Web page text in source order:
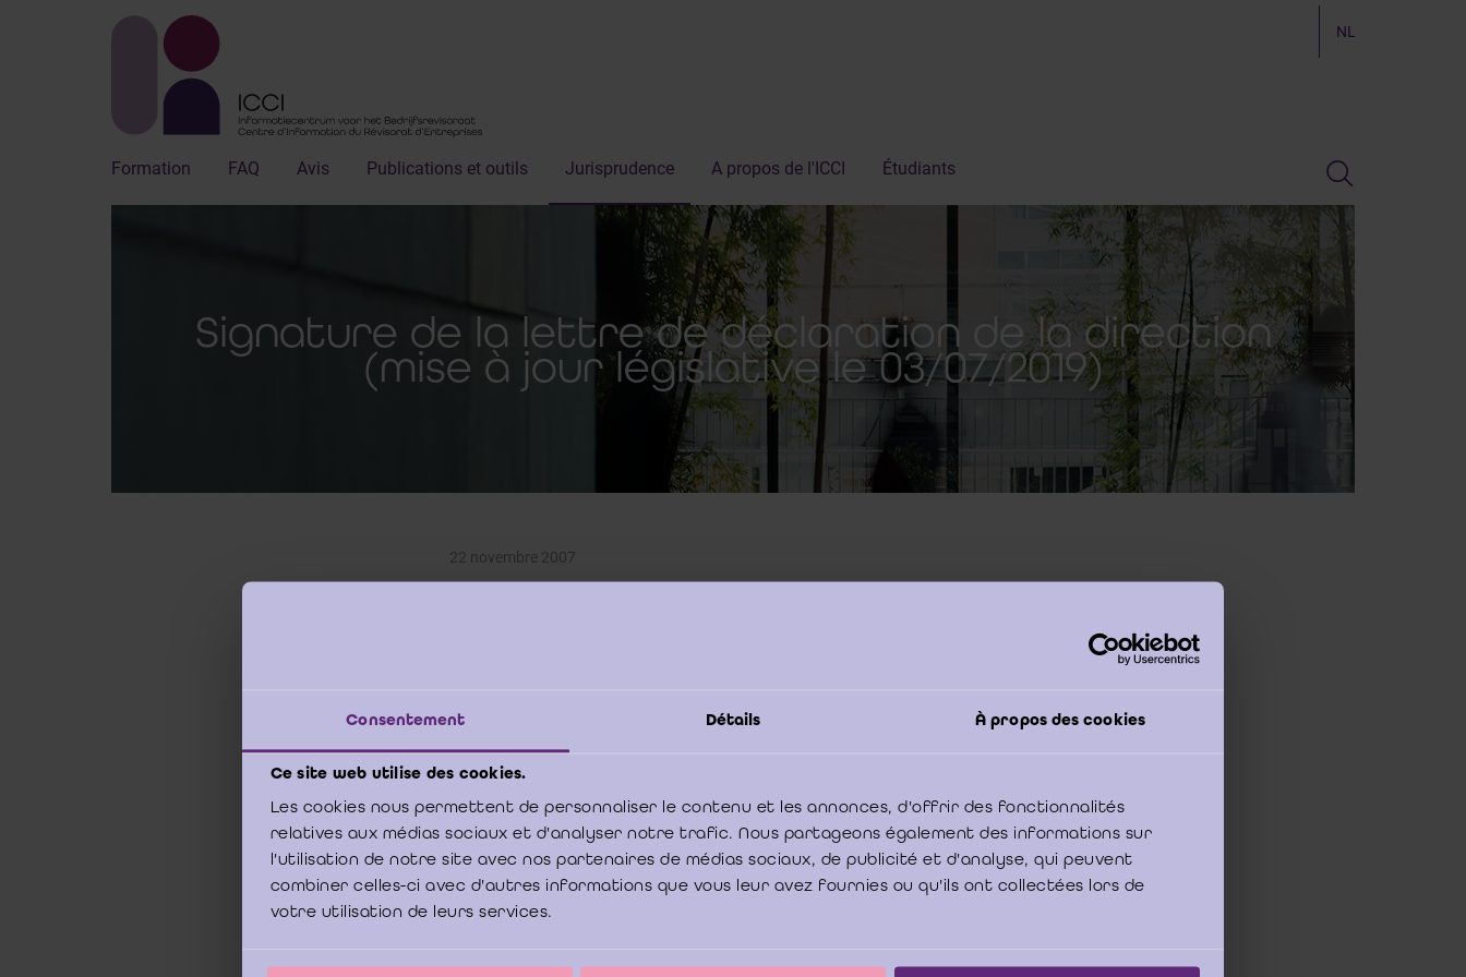
Consentement Détails À propos des cookies
Ce site web utilise des cookies.
Les cookies nous permettent de personnaliser le contenu et les annonces, d'offrir des fonctionnalités
relatives aux médias sociaux et d'analyser notre trafic. Nous partageons également des informations sur
l'utilisation de notre site avec nos partenaires de médias sociaux, de publicité et d'analyse, qui peuvent
combiner celles-ci avec d'autres informations que vous leur avez fournies ou qu'ils ont collectées lors de
votre utilisation de leurs services.
NL
Formation FAQ Avis Publications et outils Jurisprudence A propos de l'ICCI Étudiants
Signature de la lettre de déclaration de la direction
(mise à jour législative le 03/07/2019)
22 novembre 2007
de comptes annuels ou consolidés et autres aspects relatifs à la mission du commissaire dispose :
«Conformément au paragraphe 9 de la norme ISA 580, le commissaire doit demander la signature
de la lettre d'affirmation par des membres de la direction ayant les responsabilités relatives à la
autorité. Le commissaire doit considérer si, dans certaines circonstances, il est approprié de